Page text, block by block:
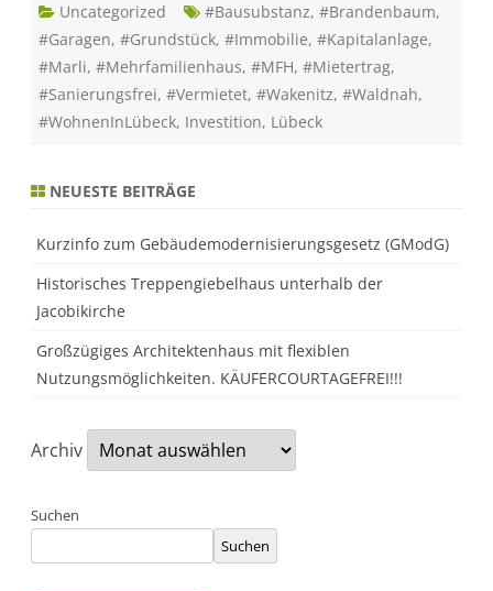
ü
e
c
k
-
M
a
r
/
B
n
e
n
m
Uncategorized #Bausubstanz, #Brandenbaum,
#Garagen, #Grundstück, #Immobilie, #Kapitalanlage,
#Marli, #Mehrfamilienhaus, #MFH, #Mietertrag,
#Sanierungsfrei, #Vermietet, #Wakenitz, #Waldnah,
#WohnenInLübeck, Investition, Lübeck
NEUESTE BEITRÄGE
Kurzinfo zum Gebäudemodernisierungsgesetz (GModG)
Historisches Treppengiebelhaus unterhalb der
Jacobikirche
Großzügiges Architektenhaus mit flexiblen
Nutzungsmöglichkeiten. KÄUFERCOURTAGEFREI!!!
Archiv
Suchen
Suchen